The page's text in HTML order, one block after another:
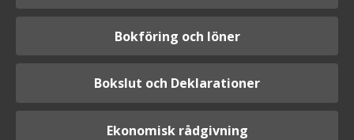
Bokföring och löner
Bokslut och Deklarationer
Ekonomisk rådgivning